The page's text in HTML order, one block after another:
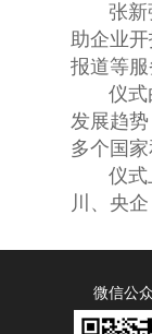
张新
助企业
报道等
仪式
发展趋
多个国
仪式
川、央
微信公